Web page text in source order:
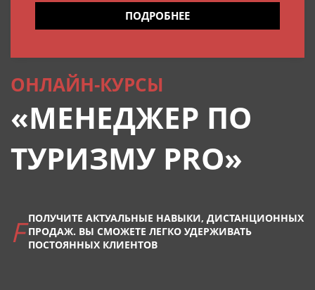
ПОДРОБНЕЕ
ОНЛАЙН-КУРСЫ
«МЕНЕДЖЕР ПО
ТУРИЗМУ PRO»
ПОЛУЧИТЕ АКТУАЛЬНЫЕ НАВЫКИ, ДИСТАНЦИОННЫХ
ПРОДАЖ. ВЫ СМОЖЕТЕ ЛЕГКО УДЕРЖИВАТЬ
ПОСТОЯННЫХ КЛИЕНТОВ